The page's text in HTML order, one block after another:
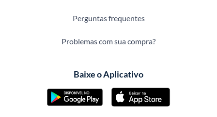
Perguntas frequentes
Problemas com sua compra?
Baixe o Aplicativo